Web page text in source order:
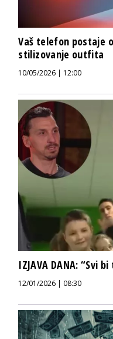
Vaš telefon postaje
stilizovanje outfita
10/05/2026 | 12:00
IZJAVA DANA: “Svi
12/01/2026 | 08:30